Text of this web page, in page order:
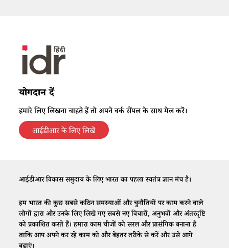
योगदान दें
हमारे लिए लिखना चाहते हैं तो अपने वर्क सैंपल के साथ मेल करें।
आईडीआर के लिए लिखें
आईडीआर विकास समुदाय के लिए भारत का पहला स्वतंत्र ज्ञान मंच है।
हम भारत की कुछ सबसे कठिन समस्याओं और चुनौतियों पर काम करने वाले
लोगों द्वारा और उनके लिए लिखे गए सबसे नए विचारों, अनुभवों और अंतरदृष्टि
को प्रकाशित करते हैं। हमारा काम चीजों को सरल और प्रासंगिक बनाना है
ताकि आप अपने कर रहे काम को और बेहतर तरीके से करें और उसे आगे